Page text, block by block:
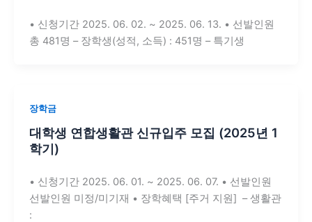
• 신청기간 2025. 06. 02. ~ 2025. 06. 13. • 선발인원
총 481명 – 장학생(성적, 소득) : 451명 – 특기생
장학금
대학생 연합생활관 신규입주 모집 (2025년 1
학기)
• 신청기간 2025. 06. 01. ~ 2025. 06. 07. • 선발인원
선발인원 미정/미기재 • 장학혜택 [주거 지원] – 생활관
: